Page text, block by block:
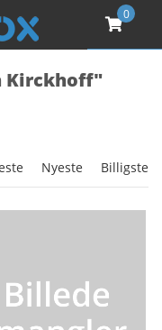
0
Kirckhoff"
Nyeste Billigste